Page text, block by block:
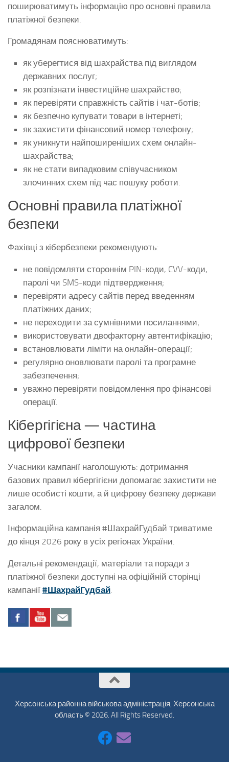
поширюватимуть інформацію про основні правила
платіжної безпеки.
Громадянам пояснюватимуть:
як уберегтися від шахрайства під виглядом
державних послуг;
як розпізнати інвестиційне шахрайство;
як перевіряти справжність сайтів і чат-ботів;
як безпечно купувати товари в інтернеті;
як захистити фінансовий номер телефону;
як уникнути найпоширеніших схем онлайн-
шахрайства;
як не стати випадковим співучасником
злочинних схем під час пошуку роботи.
Основні правила платіжної
безпеки
Фахівці з кібербезпеки рекомендують:
не повідомляти стороннім PIN-коди, CVV-коди,
паролі чи SMS-коди підтвердження;
перевіряти адресу сайтів перед введенням
платіжних даних;
не переходити за сумнівними посиланнями;
використовувати двофакторну автентифікацію;
встановлювати ліміти на онлайн-операції;
регулярно оновлювати паролі та програмне
забезпечення;
уважно перевіряти повідомлення про фінансові
операції.
Кібергігієна — частина
цифрової безпеки
Учасники кампанії наголошують: дотримання
базових правил кібергігієни допомагає захистити не
лише особисті кошти, а й цифрову безпеку держави
загалом.
Інформаційна кампанія #ШахрайГудбай триватиме
до кінця 2026 року в усіх регіонах України.
Детальні рекомендації, матеріали та поради з
платіжної безпеки доступні на офіційній сторінці
кампанії #ШахрайГудбай.
Херсонська районна військова адміністрація, Херсонська
область © 2026. All Rights Reserved.